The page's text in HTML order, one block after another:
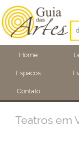
Home
Espacos
Contato
Teatros em